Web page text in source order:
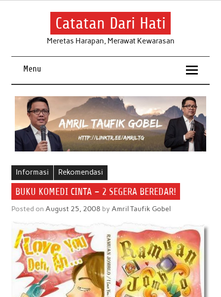
Skip
Catatan Dari Hati
Meretas Harapan, Merawat Kewarasan
Menu
Informasi Rekomendasi
BUKU KOMEDI CINTA – 2 SEGERA BEREDAR!
Posted on August 25, 2008 by Amril Taufik Gobel